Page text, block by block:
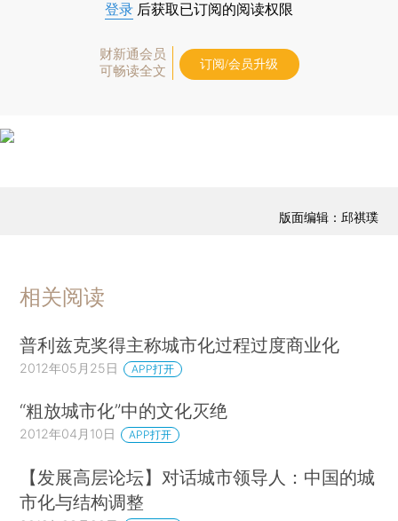
登录 后获取已订阅的阅读权限
财新通会员
可畅读全文
订阅/会员升级
版面编辑：邱祺璞
相关阅读
普利兹克奖得主称城市化过程过度商业化
2012年05月25日 APP打开
“粗放城市化”中的文化灭绝
2012年04月10日 APP打开
【发展高层论坛】对话城市领导人：中国的城
市化与结构调整